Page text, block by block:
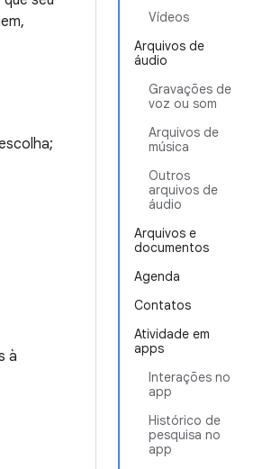
Vídeos
Arquivos de
áudio
Gravações de
voz ou som
Arquivos de
música
Outros
arquivos de
áudio
Arquivos e
documentos
Agenda
Contatos
Atividade em
apps
Interações no
app
Histórico de
pesquisa no
app
à